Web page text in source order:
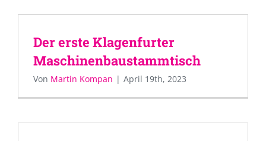
Der erste Klagenfurter
Maschinenbaustammtisch
Von Martin Kompan | April 19th, 2023